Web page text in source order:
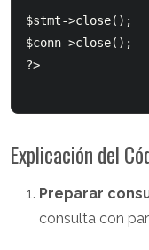
$stmt->close();
$conn->close();
?>
Explicación del
Preparar
consulta con